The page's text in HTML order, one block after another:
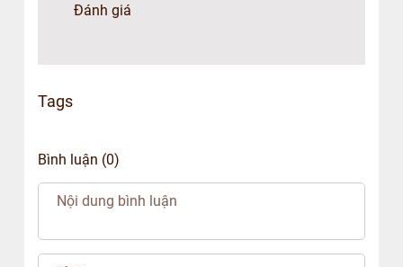
Đánh giá
Tags
Bình luận (0)